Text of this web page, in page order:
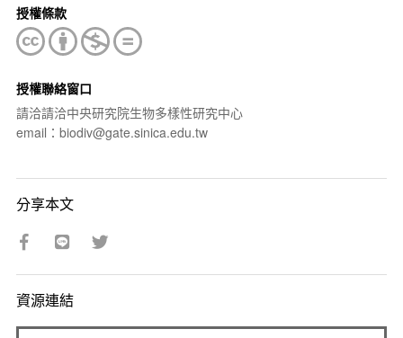
授權條款
授權聯絡窗口
請洽請洽中央研究院生物多樣性研究中心
email：biodiv@gate.sinica.edu.tw
分享本文
資源連結